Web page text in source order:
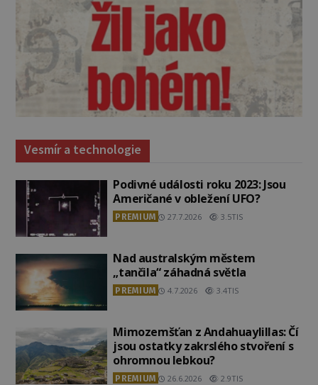
Vesmír a technologie
Podivné události roku 2023: Jsou
Američané v obležení UFO?
PREMIUM 27.7.2026 3.5TIS
Nad australským městem
„tančila“ záhadná světla
PREMIUM 4.7.2026 3.4TIS
Mimozemšťan z Andahuaylillas: Čí
jsou ostatky zakrslého stvoření s
ohromnou lebkou?
PREMIUM 26.6.2026 2.9TIS